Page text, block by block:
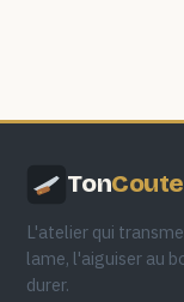
Ton
L'atelier qui
lame, l'aiguiser au
durer.